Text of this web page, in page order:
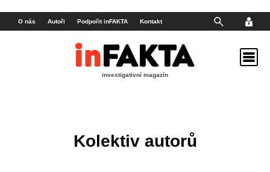
Kolektiv autorů
investigativní magazín
O nás Autoři Podpořit inFAKTA Kontakt